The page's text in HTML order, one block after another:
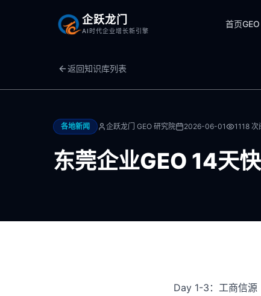
企跃龙门
AI时代企业增长新引擎
首页
返回知识库列表
各地新闻 企跃龙门 GEO 研究院 2026-06-01 1118 次
东莞企业GEO 14天
Day 1-3：工商信源